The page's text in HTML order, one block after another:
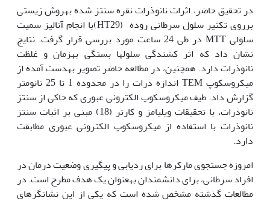
در تحقیق حاضر، اثرات نانوذرات نقره سنتز شده به‏روش زیستی
برروی تکثیر سلول سرطانی روده (HT29)با انجام آنالیز سمیت
سلولی MTT در طی 24 ساعت مورد بررسی قرار گرفت. نتایج
نشان داد که اثر کشندگی سلول‏ها بستگی به‫زمان و غلظت
نانوذرات دارد. همچنین، در مطالعه حاضر تصویر به‫دست آمده از
میکروسکوپ TEM اندازه ذرات را در محدوده 1 تا 25 نانومتر
گزارش داد. طیف میکروسکوپ الکترونی عبوری که حاکی از سنتز
نانوذرات، با تحقیقات ویلیامز و کارتر (18) مبنی بر اثبات سنتز
نانوذرات با استفاده از میکروسکوپ الکترونی عبوری مطابقت
دارد.
امروزه جستجوی مارکرها برای ردیابی و پیگیری وضعیت درمان در
افراد سرطانی، برای دانشمندان به‏عنوان یک هدف مطرح است. در
مطالعات گذشته مشخص شده است که یکی از این نشانگرهای